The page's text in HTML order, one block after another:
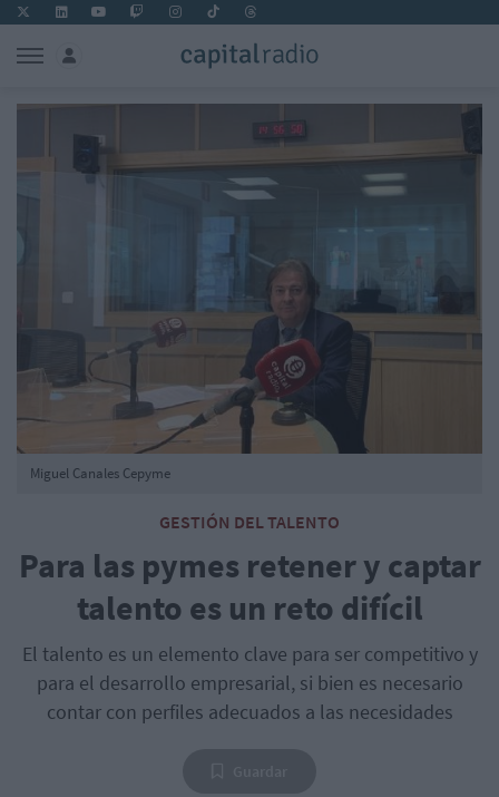
GESTIÓN DEL TALENTO
Para las pymes retener y captar
talento es un reto difícil
El talento es un elemento clave para ser competitivo y
para el desarrollo empresarial, si bien es necesario
contar con perfiles adecuados a las necesidades
Miguel Canales Cepyme